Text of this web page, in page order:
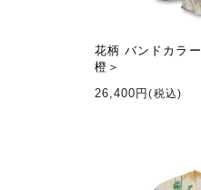
花柄 バンドカラ
橙＞
26,400円(税込)